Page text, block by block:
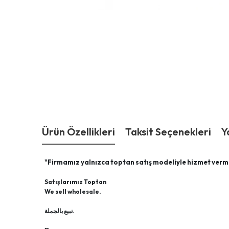
Ürün Özellikleri Taksit Seçenekleri
"Firmamız yalnızca toptan satış modeliyle hizmet
Satışlarımız Toptan
We sell wholesale.
نبيع بالجملة.